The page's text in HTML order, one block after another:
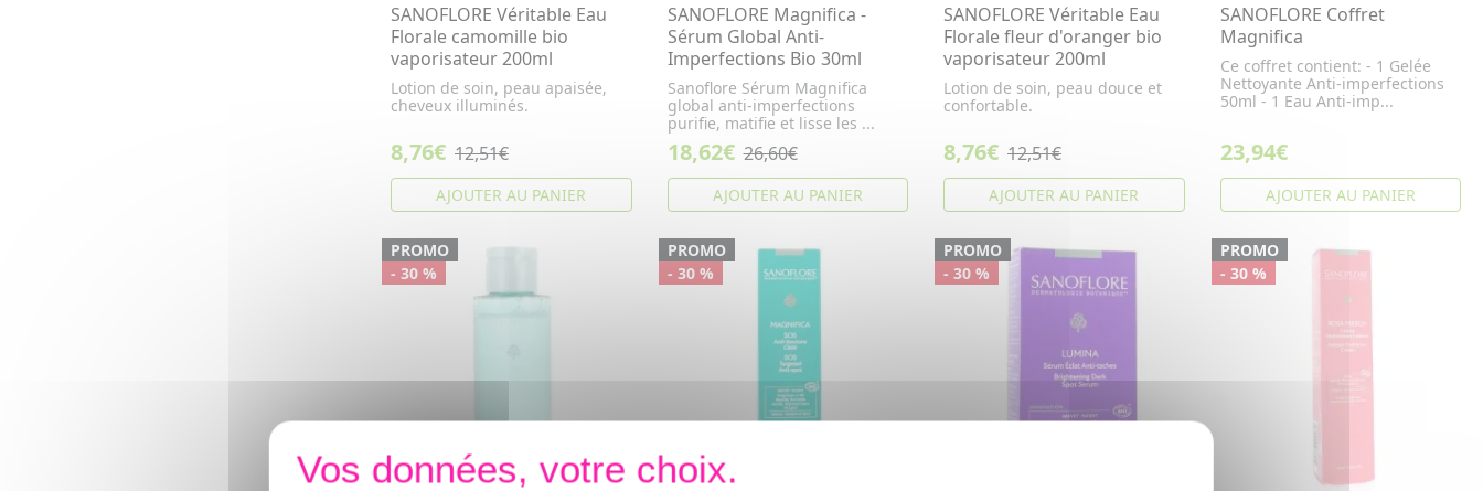
SANOFLORE Véritable Eau
Florale camomille bio
vaporisateur 200ml
Lotion de soin, peau apaisée,
cheveux illuminés.
8,76€ 12,51€
AJOUTER AU PANIER
SANOFLORE Magnifica -
Sérum Global Anti-
Imperfections Bio 30ml
Sanoflore Sérum Magnifica
global anti-imperfections
purifie, matifie et lisse les ...
18,62€ 26,60€
AJOUTER AU PANIER
SANOFLORE Véritable Eau
Florale fleur d'oranger bio
vaporisateur 200ml
Lotion de soin, peau douce et
confortable.
8,76€ 12,51€
AJOUTER AU PANIER
SANOFLORE Coffret
Magnifica
Ce coffret contient: - 1 Gelée
Nettoyante Anti-imperfections
50ml - 1 Eau Anti-imp...
23,94€
AJOUTER AU PANIER
PROMO
- 30 %
PROMO
- 30 %
PROMO
- 30 %
PROMO
- 30 %